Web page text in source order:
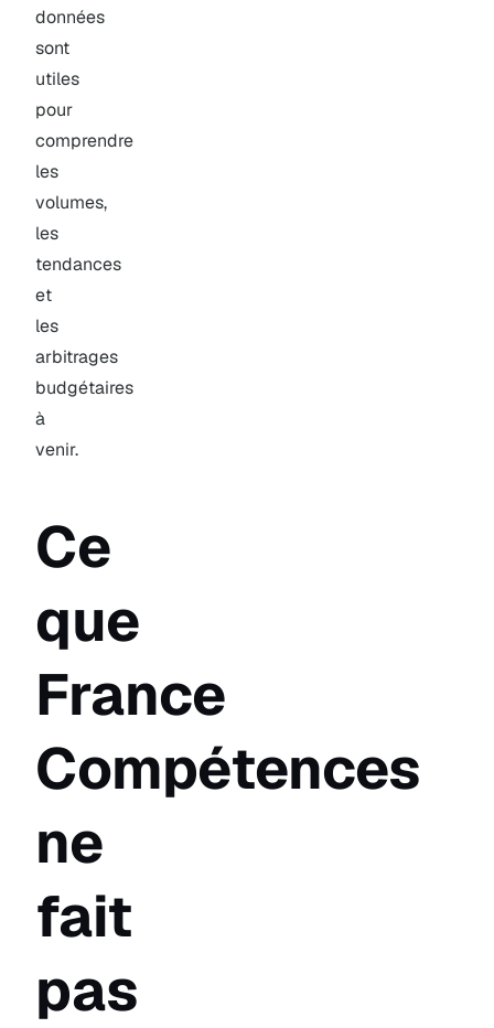
données
sont
utiles
pour
comprendre
les
volumes,
les
tendances
et
les
arbitrages
budgétaires
à
venir.
Ce
que
France
Compétences
ne
fait
pas